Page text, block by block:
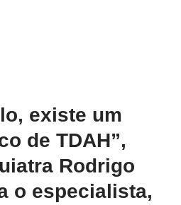
existe um
de TDAH”,
Rodrigo
o especialista,